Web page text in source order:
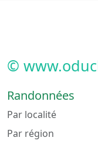
©
Randonnées
Par localité
Par région